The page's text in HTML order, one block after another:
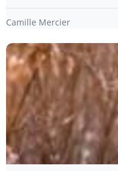
Camille Mercier